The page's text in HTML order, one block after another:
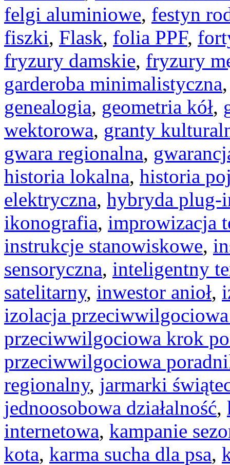
felgi aluminiowe, festyn
fiszki, Flask, folia PPF,
fryzury damskie, fryzury
garderoba minimalistyczna
genealogia, geometria kół,
wektorowa, granty
gwara regionalna,
historia lokalna, historia
elektryczna, hybryda plug-
ikonografia, improwizacja
instrukcje stanowiskowe,
sensoryczna, inteligentny
satelitarny, inwestor anioł,
izolacja
przeciwwilgociowa krok
przeciwwilgociowa
regionalny, jarmarki
jednoosobowa działalność,
internetowa, kampanie
kota, karma sucha dla psa,